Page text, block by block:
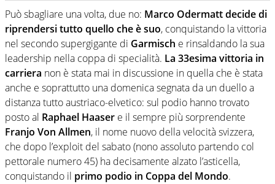
tuttologo di Virgilio Sport. Provate a chiedergli di boxe, di
scherma, di volley o di curling: ve ne farà innamorare
Può sbagliare una volta, due no: Marco Odermatt decide di
riprendersi tutto quello che è suo, conquistando la vittoria
nel secondo supergigante di Garmisch e rinsaldando la sua
leadership nella coppa di specialità. La 33esima vittoria in
carriera non è stata mai in discussione in quella che è stata
anche e soprattutto una domenica segnata da un duello a
distanza tutto austriaco-elvetico: sul podio hanno trovato
posto al Raphael Haaser e il sempre più sorprendente
Franjo Von Allmen, il nome nuovo della velocità svizzera,
che dopo l’exploit del sabato (nono assoluto partendo col
pettorale numero 45) ha decisamente alzato l’asticella,
conquistando il primo podio in Coppa del Mondo.